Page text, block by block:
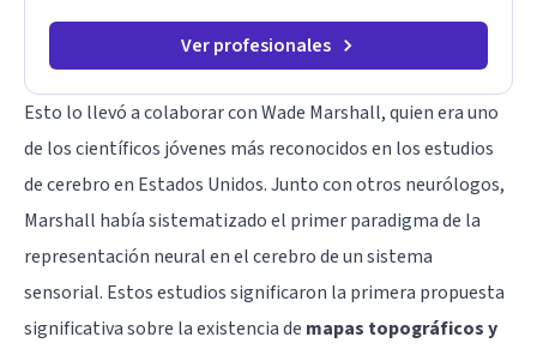
Ver profesionales
Esto lo llevó a colaborar con Wade Marshall, quien era uno
de los científicos jóvenes más reconocidos en los estudios
de cerebro en Estados Unidos. Junto con otros neurólogos,
Marshall había sistematizado el primer paradigma de la
representación neural en el cerebro de un sistema
sensorial. Estos estudios significaron la primera propuesta
significativa sobre la existencia de mapas topográficos y